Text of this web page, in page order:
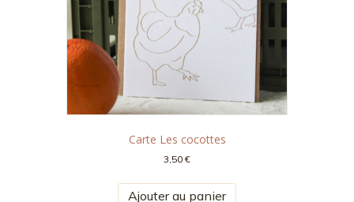
Carte Les cocottes
3,50€
Ajouter au panier